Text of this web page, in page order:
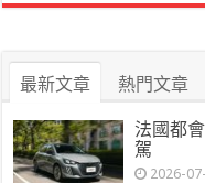
最新文章 熱門文章
法國都
駕
2026-